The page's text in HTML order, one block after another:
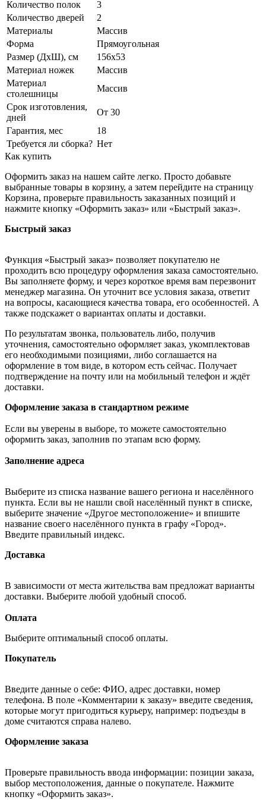
Количество полок
3
Количество дверей
2
Материалы
Массив
Форма
Прямоугольная
Размер (ДхШ), см
156х53
Материал ножек
Массив
Материал
столешницы
Массив
Срок изготовления,
дней
От 30
Гарантия, мес
18
Требуется ли сборка? Нет
Как купить
Оформить заказ на нашем сайте легко. Просто добавьте
выбранные товары в корзину, а затем перейдите на страницу
Корзина, проверьте правильность заказанных позиций и
нажмите кнопку «Оформить заказ» или «Быстрый заказ».
Быстрый заказ
Функция «Быстрый заказ» позволяет покупателю не
проходить всю процедуру оформления заказа самостоятельно.
Вы заполняете форму, и через короткое время вам перезвонит
менеджер магазина. Он уточнит все условия заказа, ответит
на вопросы, касающиеся качества товара, его особенностей. А
также подскажет о вариантах оплаты и доставки.
По результатам звонка, пользователь либо, получив
уточнения, самостоятельно оформляет заказ, укомплектовав
его необходимыми позициями, либо соглашается на
оформление в том виде, в котором есть сейчас. Получает
подтверждение на почту или на мобильный телефон и ждёт
доставки.
Оформление заказа в стандартном режиме
Если вы уверены в выборе, то можете самостоятельно
оформить заказ, заполнив по этапам всю форму.
Заполнение адреса
Выберите из списка название вашего региона и населённого
пункта. Если вы не нашли свой населённый пункт в списке,
выберите значение «Другое местоположение» и впишите
название своего населённого пункта в графу «Город».
Введите правильный индекс.
Доставка
В зависимости от места жительства вам предложат варианты
доставки. Выберите любой удобный способ.
Оплата
Выберите оптимальный способ оплаты.
Покупатель
Введите данные о себе: ФИО, адрес доставки, номер
телефона. В поле «Комментарии к заказу» введите сведения,
которые могут пригодиться курьеру, например: подъезды в
доме считаются справа налево.
Оформление заказа
Проверьте правильность ввода информации: позиции заказа,
выбор местоположения, данные о покупателе. Нажмите
кнопку «Оформить заказ».